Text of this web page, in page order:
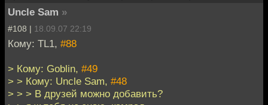
Uncle Sam »
#108 | 18.09.07 22:19
Кому: TL1, #88
> Кому: Goblin, #49
> > Кому: Uncle Sam, #48
> > > В друзей можно добавить?